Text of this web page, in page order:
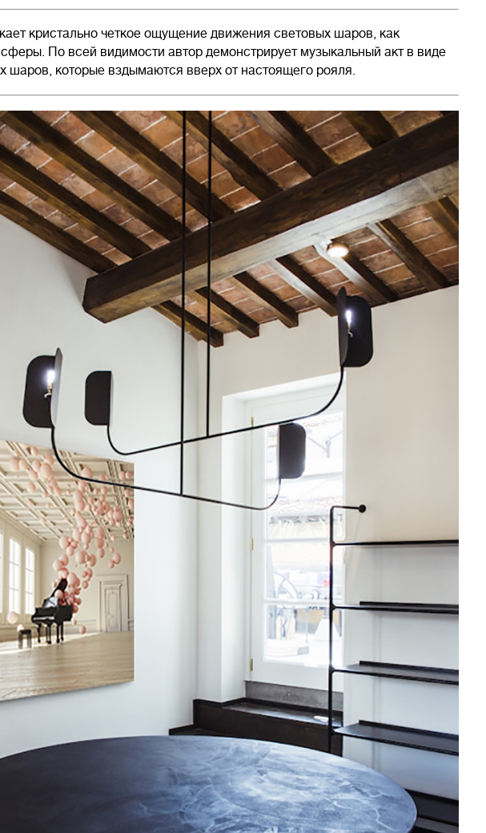
кристально четкое ощущение движения световых шаров, как
По всей видимости автор демонстрирует музыкальный акт в виде
шаров, которые вздымаются вверх от настоящего рояля.